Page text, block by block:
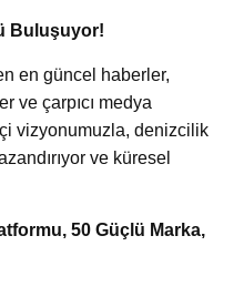
Buluşuyor!
en güncel haberler,
ve çarpıcı medya
vizyonumuzla, denizcilik
ve küresel
50 Güçlü Marka,